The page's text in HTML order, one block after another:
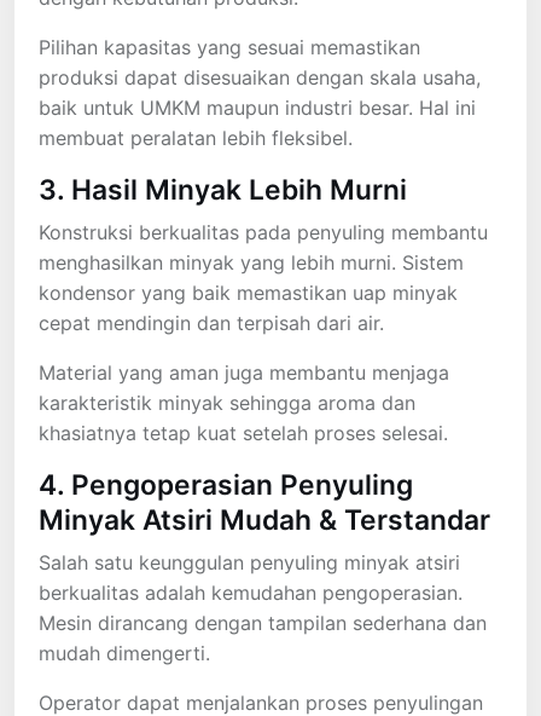
Pilihan kapasitas yang sesuai memastikan
produksi dapat disesuaikan dengan skala usaha,
baik untuk UMKM maupun industri besar. Hal ini
membuat peralatan lebih fleksibel.
3. Hasil Minyak Lebih Murni
Konstruksi berkualitas pada penyuling membantu
menghasilkan minyak yang lebih murni. Sistem
kondensor yang baik memastikan uap minyak
cepat mendingin dan terpisah dari air.
Material yang aman juga membantu menjaga
karakteristik minyak sehingga aroma dan
khasiatnya tetap kuat setelah proses selesai.
4. Pengoperasian Penyuling
Minyak Atsiri Mudah & Terstandar
Salah satu keunggulan penyuling minyak atsiri
berkualitas adalah kemudahan pengoperasian.
Mesin dirancang dengan tampilan sederhana dan
mudah dimengerti.
Operator dapat menjalankan proses penyulingan